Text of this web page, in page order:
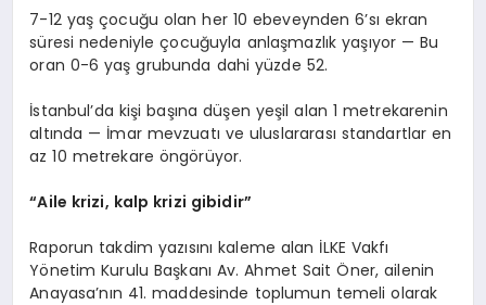
7-12 yaş çocuğu olan her 10 ebeveynden 6’sı ekran
süresi nedeniyle çocuğuyla anlaşmazlık yaşıyor — Bu
oran 0-6 yaş grubunda dahi yüzde 52.
İstanbul’da kişi başına düşen yeşil alan 1 metrekarenin
altında — İmar mevzuatı ve uluslararası standartlar en
az 10 metrekare öngörüyor.
“Aile krizi, kalp krizi gibidir”
Raporun takdim yazısını kaleme alan İLKE Vakfı
Yönetim Kurulu Başkanı Av. Ahmet Sait Öner, ailenin
Anayasa’nın 41. maddesinde toplumun temeli olarak